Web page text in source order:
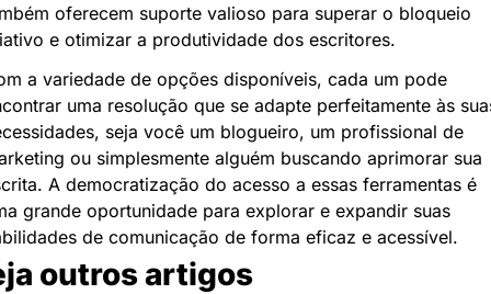
oferecem suporte valioso para superar o bloqueio
e otimizar a produtividade dos escritores.
a variedade de opções disponíveis, cada um pode
uma resolução que se adapte perfeitamente às
seja você um blogueiro, um profissional de
ou simplesmente alguém buscando aprimorar sua
A democratização do acesso a essas ferramentas é
grande oportunidade para explorar e expandir suas
de comunicação de forma eficaz e acessível.
outros artigos